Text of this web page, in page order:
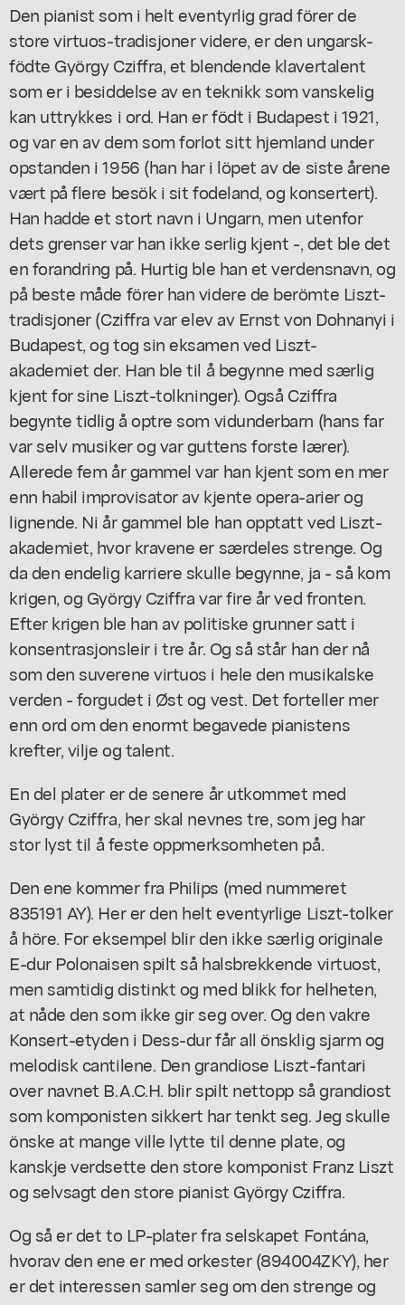
Den pianist som i helt eventyrlig grad förer de
store virtuos-tradisjoner videre, er den ungarsk-
födte György Cziffra, et blendende klavertalent
som er i besiddelse av en teknikk som vanskelig
kan uttrykkes i ord. Han er födt i Budapest i 1921,
og var en av dem som forlot sitt hjemland under
opstanden i 1956 (han har i löpet av de siste årene
vært på flere besök i sit fodeland, og konsertert).
Han hadde et stort navn i Ungarn, men utenfor
dets grenser var han ikke serlig kjent -, det ble det
en forandring på. Hurtig ble han et verdensnavn, og
på beste måde förer han videre de berömte Liszt-
tradisjoner (Cziffra var elev av Ernst von Dohnanyi i
Budapest, og tog sin eksamen ved Liszt-
akademiet der. Han ble til å begynne med særlig
kjent for sine Liszt-tolkninger). Også Cziffra
begynte tidlig å optre som vidunderbarn (hans far
var selv musiker og var guttens forste lærer).
Allerede fem år gammel var han kjent som en mer
enn habil improvisator av kjente opera-arier og
lignende. Ni år gammel ble han opptatt ved Liszt-
akademiet, hvor kravene er særdeles strenge. Og
da den endelig karriere skulle begynne, ja - så kom
krigen, og György Cziffra var fire år ved fronten.
Efter krigen ble han av politiske grunner satt i
konsentrasjonsleir i tre år. Og så står han der nå
som den suverene virtuos i hele den musikalske
verden - forgudet i Øst og vest. Det forteller mer
enn ord om den enormt begavede pianistens
krefter, vilje og talent.
En del plater er de senere år utkommet med
György Cziffra, her skal nevnes tre, som jeg har
stor lyst til å feste oppmerksomheten på.
Den ene kommer fra Philips (med nummeret
835191 AY). Her er den helt eventyrlige Liszt-tolker
å höre. For eksempel blir den ikke særlig originale
E-dur Polonaisen spilt så halsbrekkende virtuost,
men samtidig distinkt og med blikk for helheten,
at nåde den som ikke gir seg over. Og den vakre
Konsert-etyden i Dess-dur får all önsklig sjarm og
melodisk cantilene. Den grandiose Liszt-fantari
over navnet B.A.C.H. blir spilt nettopp så grandiost
som komponisten sikkert har tenkt seg. Jeg skulle
önske at mange ville lytte til denne plate, og
kanskje verdsette den store komponist Franz Liszt
og selvsagt den store pianist György Cziffra.
Og så er det to LP-plater fra selskapet Fontána,
hvorav den ene er med orkester (894004ZKY), her
er det interessen samler seg om den strenge og